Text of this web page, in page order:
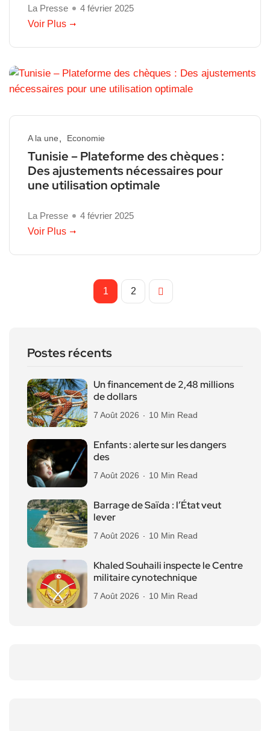
La Presse
4 février 2025
Voir Plus
A la une Economie
Tunisie – Plateforme des chèques :
Des ajustements nécessaires pour
une utilisation optimale
La Presse
4 février 2025
Voir Plus
1 2
Postes récents
Un financement de 2,48 millions
de dollars
7 Août 2026 10 Min Read
Enfants : alerte sur les dangers
des
7 Août 2026 10 Min Read
Barrage de Saïda : l’État veut
lever
7 Août 2026 10 Min Read
Khaled Souhaili inspecte le Centre
militaire cynotechnique
7 Août 2026 10 Min Read